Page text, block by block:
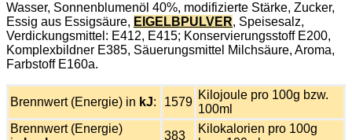
Wasser, Sonnenblumenöl 40%, modifizierte Stärke, Zucker,
Essig aus Essigsäure, EIGELBPULVER, Speisesalz,
Verdickungsmittel: E412, E415; Konservierungsstoff E200,
Komplexbildner E385, Säuerungsmittel Milchsäure, Aroma,
Farbstoff E160a.
Brennwert (Energie) in kJ: 1579
Kilojoule pro 100g bzw.
100ml
Brennwert (Energie)
383
Kilokalorien pro 100g